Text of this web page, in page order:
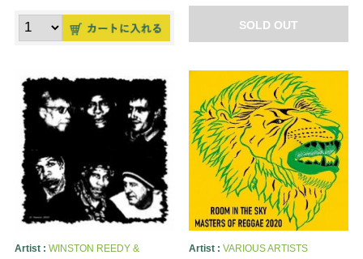
SOLD OUT
Artist : WINSTON REEDY &
Artist : VARIOUS ARTISTS